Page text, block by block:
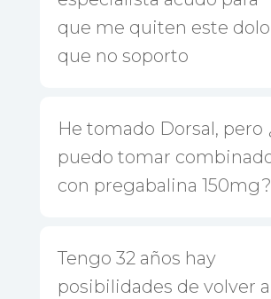
que me quiten este
que no soporto
He tomado Dorsal, pero
puedo tomar
con pregabalina 150mg?
Tengo 32 años hay
posibilidades de volver a